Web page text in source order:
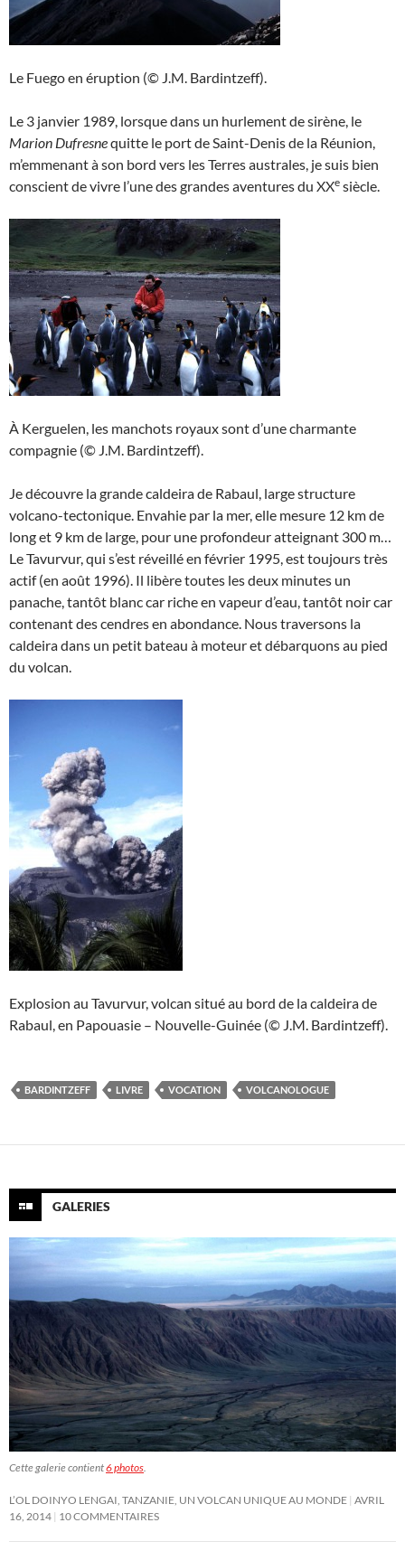
Le Fuego en éruption (© J.M. Bardintzeff).
Le 3 janvier 1989, lorsque dans un hurlement de sirène, le
Marion Dufresnequitte le port de Saint-Denis de la Réunion,
m’emmenant à son bord vers les Terres australes, je suis bien
conscient de vivre l’une des grandes aventures du XXe siècle.
À Kerguelen, les manchots royaux sont d’une charmante
compagnie (© J.M. Bardintzeff).
Je découvre la grande caldeira de Rabaul, large structure
volcano-tectonique. Envahie par la mer, elle mesure 12 km de
long et 9 km de large, pour une profondeur atteignant 300 m…
Le Tavurvur, qui s’est réveillé en février 1995, est toujours très
actif (en août 1996). Il libère toutes les deux minutes un
panache, tantôt blanc car riche en vapeur d’eau, tantôt noir car
contenant des cendres en abondance. Nous traversons la
caldeira dans un petit bateau à moteur et débarquons au pied
du volcan.
Explosion au Tavurvur, volcan situé au bord de la caldeira de
Rabaul, en Papouasie – Nouvelle-Guinée (© J.M. Bardintzeff).
BARDINTZEFF LIVRE VOCATION VOLCANOLOGUE
GALERIES
Cette galerie contient6 photos
L’OL DOINYO LENGAI, TANZANIE, UN VOLCAN UNIQUE AU MONDE AVRIL
16, 2014 10 COMMENTAIRES